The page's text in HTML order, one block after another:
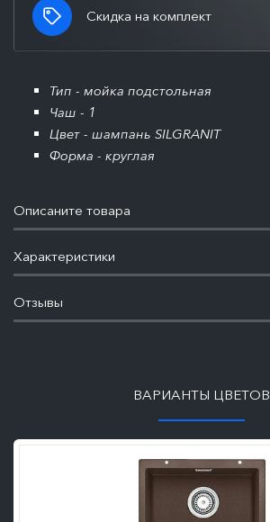
Скидка на комплект
Тип - мойка подстольная
Чаш - 1
Цвет - шампань SILGRANIT
Форма - круглая
Описаните товара
Характеристики
Отзывы
ВАРИАНТЫ ЦВЕТОВ